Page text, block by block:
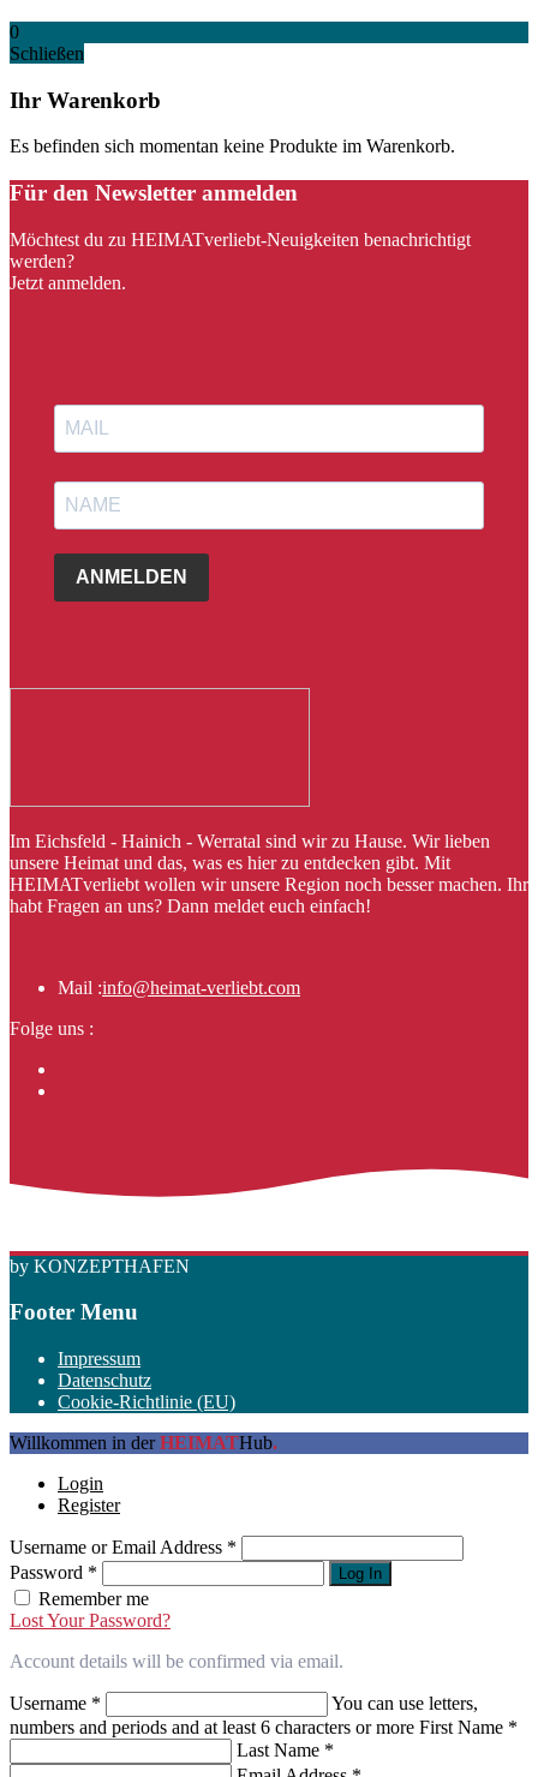
0
Schließen
Ihr Warenkorb
Es befinden sich momentan keine Produkte im Warenkorb.
Für den Newsletter anmelden
Möchtest du zu HEIMATverliebt-Neuigkeiten benachrichtigt
werden?
Jetzt anmelden.
ANMELDEN
Im Eichsfeld - Hainich - Werratal sind wir zu Hause. Wir lieben
unsere Heimat und das, was es hier zu entdecken gibt. Mit
HEIMATverliebt wollen wir unsere Region noch besser machen. Ihr
habt Fragen an uns? Dann meldet euch einfach!
Mail :info@heimat-verliebt.com
Folge uns :
by KONZEPTHAFEN
Footer Menu
Impressum
Datenschutz
Cookie-Richtlinie (EU)
Willkommen in derHEIMATHub.
Login
Register
Username or Email Address *
Password * Log In
Remember me
Lost Your Password?
Account details will be confirmed via email.
Username *
You can use letters,
numbers and periods and at least 6 characters or more First Name *
Last Name *